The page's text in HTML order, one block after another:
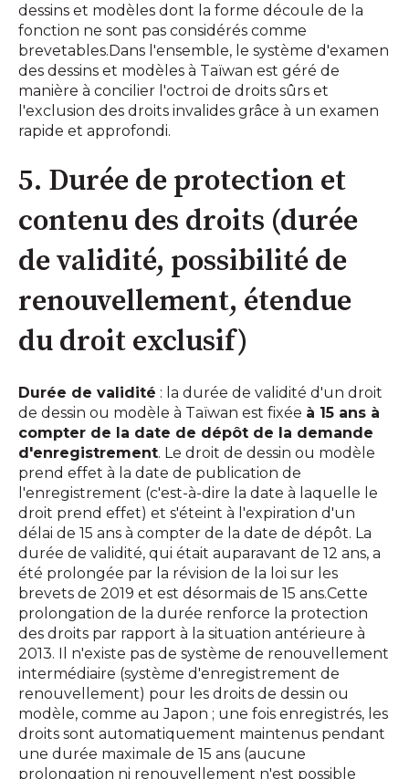
dessins et modèles dont la forme découle de la
fonction ne sont pas considérés comme
brevetables.Dans l'ensemble, le système d'examen
des dessins et modèles à Taïwan est géré de
manière à concilier l'octroi de droits sûrs et
l'exclusion des droits invalides grâce à un examen
rapide et approfondi.
5. Durée de protection et
contenu des droits (durée
de validité, possibilité de
renouvellement, étendue
du droit exclusif)
Durée de validité : la durée de validité d'un droit
de dessin ou modèle à Taïwan est fixée à 15 ans à
compter de la date de dépôt de la demande
d'enregistrement. Le droit de dessin ou modèle
prend effet à la date de publication de
l'enregistrement (c'est-à-dire la date à laquelle le
droit prend effet) et s'éteint à l'expiration d'un
délai de 15 ans à compter de la date de dépôt. La
durée de validité, qui était auparavant de 12 ans, a
été prolongée par la révision de la loi sur les
brevets de 2019 et est désormais de 15 ans.Cette
prolongation de la durée renforce la protection
des droits par rapport à la situation antérieure à
2013. Il n'existe pas de système de renouvellement
intermédiaire (système d'enregistrement de
renouvellement) pour les droits de dessin ou
modèle, comme au Japon ; une fois enregistrés, les
droits sont automatiquement maintenus pendant
une durée maximale de 15 ans (aucune
prolongation ni renouvellement n'est possible